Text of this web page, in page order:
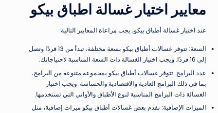
معايير اختيار غسالة اطباق بيكو
عند اختيار غسالة أطباق بيكو، يجب مراعاة المعايير التالية:
السعة: تتوفر غسالات أطباق بيكو بسعة مختلفة، تبدأ من 13 فردًا وتصل
إلى 16 فردًا. ويجب اختيار الغسالة ذات السعة المناسبة لاحتياجاتك.
عدد البرامج: تتوفر غسالات أطباق بيكو بمجموعة متنوعة من البرامج،
بما في ذلك البرامج العادية والاقتصادية والحساسة. ويجب اختيار
الغسالة ذات البرامج المناسبة لنوع الأطباق والأواني التي تستخدمها.
الميزات الإضافية: تقدم بعض غسالات أطباق بيكو ميزات إضافية، مثل